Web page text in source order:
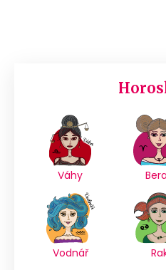
Váhy
Vodnář